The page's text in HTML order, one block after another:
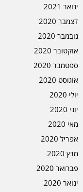
ינואר 2021
דצמבר 2020
נובמבר 2020
אוקטובר 2020
ספטמבר 2020
אוגוסט 2020
יולי 2020
יוני 2020
מאי 2020
אפריל 2020
מרץ 2020
פברואר 2020
ינואר 2020